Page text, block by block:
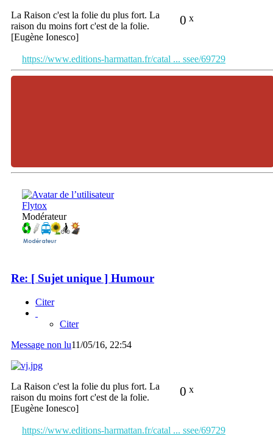
0 x
La Raison c'est la folie du plus fort. La
raison du moins fort c'est de la folie.
[Eugène Ionesco]
https://www.editions-harmattan.fr/catal ... ssee/69729
Flytox
Modérateur
Re: [ Sujet unique ] Humour
Citer
Citer
Message non lu11/05/16, 22:54
0 x
La Raison c'est la folie du plus fort. La
raison du moins fort c'est de la folie.
[Eugène Ionesco]
https://www.editions-harmattan.fr/catal ... ssee/69729